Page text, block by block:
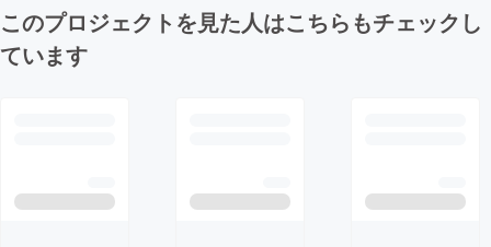
このプロジェクトを見た人はこちらもチェックし
ています